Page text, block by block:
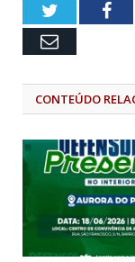
Twitter
Email
CONTEÚDO